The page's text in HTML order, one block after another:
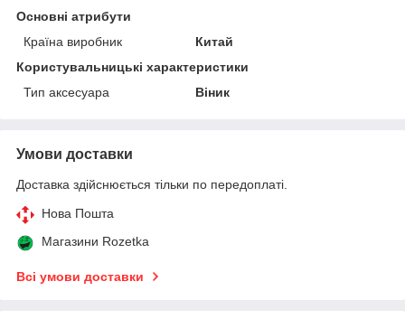
Основні атрибути
Країна виробник
Китай
Користувальницькі характеристики
Тип аксесуара
Віник
Умови доставки
Доставка здійснюється тільки по передоплаті.
Нова Пошта
Магазини Rozetka
Всі умови доставки